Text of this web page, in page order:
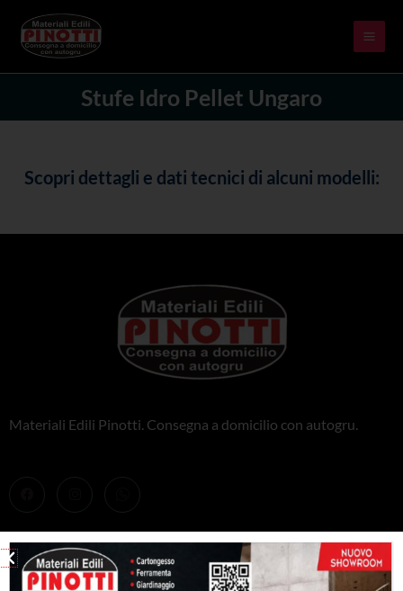
content
Stufe Idro Pellet Ungaro
Scopri dettagli e dati tecnici di alcuni modelli:
Materiali Edili Pinotti. Consegna a domicilio con autogru.
PRODOTTI